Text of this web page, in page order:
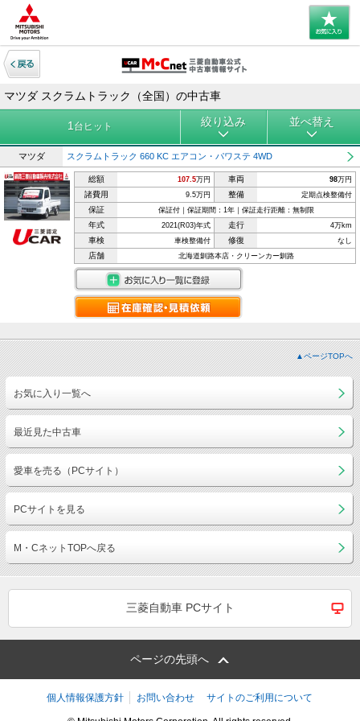
マツダ スクラムトラック（全国）の中古車
1 台ヒット 絞り込み 並べ替え
マツダ スクラムトラック 660 KC エアコン・パワステ 4WD
総額 107.5万円 車両 98万円
諸費用 9.5万円 整備 定期点検整備付
保証 保証付｜保証期間：1年｜保証走行距離：無制限
年式 2021(R03)年式 走行 4万km
車検 車検整備付 修復 なし
店舗 北海道釧路本店・クリーンカー釧路
▲ページTOPへ
お気に入り一覧へ
最近見た中古車
愛車を売る（PCサイト）
PCサイトを見る
M・CネットTOPへ戻る
三菱自動車 PCサイト
ページの先頭へ
個人情報保護方針 お問い合わせ サイトのご利用について